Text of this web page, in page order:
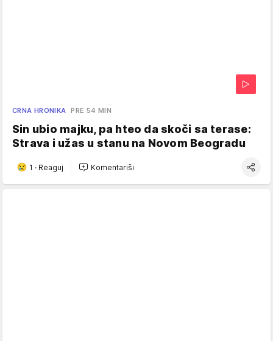
CRNA HRONIKA PRE 54 MIN
Sin ubio majku, pa hteo da skoči sa terase:
Strava i užas u stanu na Novom Beogradu
1 · Reaguj Komentariši